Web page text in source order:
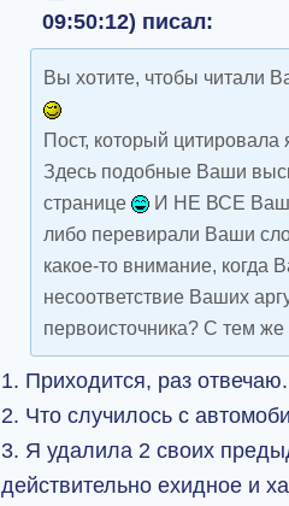
09:50:12) писал:
Вы хотите, чтобы читали
Пост, который
Здесь подобные Ваши
странице
И НЕ ВСЕ
либо перевирали Ваши
какое-то внимание, когда
несоответствие Ваших
первоисточника? С тем
1. Приходится, раз
2. Что случилось с
3. Я удалила 2 своих
действительно ехидное и